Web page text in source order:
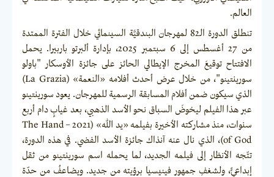
العالم.
تنطلق الدورة الـ82 لمهرجان البندقيَّة السينمائي خلال الفترة الممتدة
من 27 أغسطس إلى 6 سبتمبر 2025، بإدارة ألبرتو باربيرا. يحمل
الافتتاح توقيعَ المخرج الإيطالي الحائز على جائزة الأوسكار "باولو
سورينتينو"، من خلال عرض أحدث أفلامه «النعمة» (La Grazia)
الذي سيكون ضمن أفلام المسابقة الرسمية للمهرجان. يعود سورينتينو
عبر هذا الفيلم ليخوضَ السباق نحو الأسد الذهبي، بعد غيابٍ دام أربع
سنوات، منذ مشاركته الأخيرة بفيلمه «يد الله» (2021 – The Hand
of God)، الذي نال عنه آنذاك جائزة الأسد الفضي. في هذه الدورة،
تتّجه الأنظار إلى فيلمه الجديد، لما يحمله اسم سورينتينو من ثقل
إبداعيٍّ، ولشغفِ جمهور فينيسيا برؤيته من جديد. ويضاعفُ من حدّة